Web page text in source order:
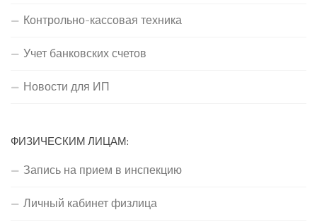
Контрольно-кассовая техника
Учет банковских счетов
Новости для ИП
ФИЗИЧЕСКИМ ЛИЦАМ:
Запись на прием в инспекцию
Личный кабинет физлица